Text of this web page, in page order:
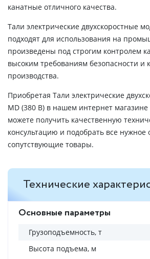
канатные отличного качества.
Тали электрические двухскоростные
подходят для использования на
произведены под строгим контролем
высоким требованиям безопасности и
производства.
Приобретая Тали электрические
MD (380 В) в нашем интернет
можете получить качественную
консультацию и подобрать все нужное
сопутствующие товары.
Технические
Основные параметры
Грузоподъемность, т
Высота подъема, м